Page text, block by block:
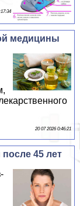
медицины
20 07 2026 0:46:21
45 лет